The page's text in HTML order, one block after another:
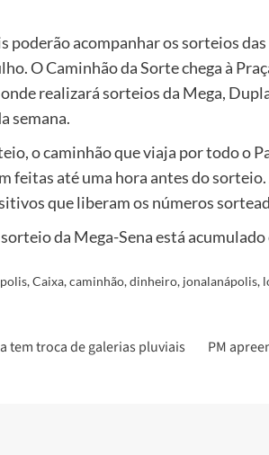
poderão acompanhar os sorteios
O Caminhão da Sorte chega à
realizará sorteios da Mega,
semana.
o caminhão que viaja por todo o
feitas até uma hora antes do
que liberam os números
da Mega-Sena está
,Caixa,caminhão,dinheiro, jonalanápolis,
tem troca de galerias pluviais
PM